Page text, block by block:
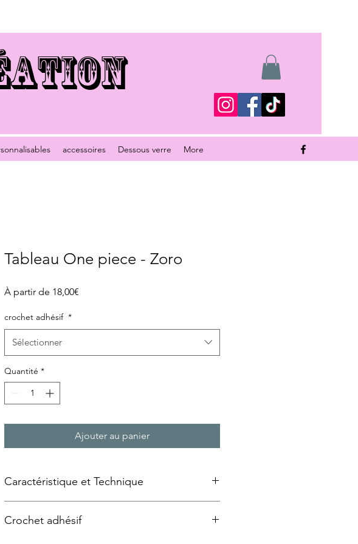
accessoires Dessous verre More
Tableau One piece - Zoro
À partir de 18,00€
crochet adhésif *
Sélectionner
Quantité *
Ajouter au panier
Caractéristique et Technique
Technique utilisée :Transfert d'image à froid sur un
Crochet adhésif